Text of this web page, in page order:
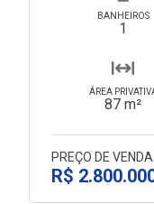
BANHEIROS
1
ÁREA
87 m²
PREÇO DE VENDA
R$